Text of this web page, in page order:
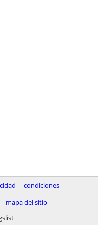
condiciones
mapa del sitio